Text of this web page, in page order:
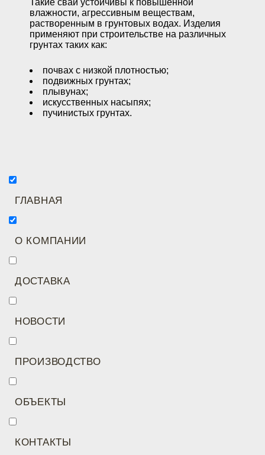
Такие сваи устойчивы к повышенной
влажности, агрессивным веществам,
растворенным в грунтовых водах. Изделия
применяют при строительстве на различных
грунтах таких как:
почвах с низкой плотностью;
подвижных грунтах;
плывунах;
искусственных насыпях;
пучинистых грунтах.
ГЛАВНАЯ
О КОМПАНИИ
ДОСТАВКА
НОВОСТИ
ПРОИЗВОДСТВО
ОБЪЕКТЫ
КОНТАКТЫ